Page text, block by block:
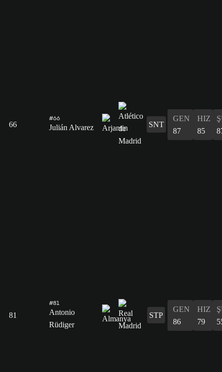
66
#66
Julián Alvarez SNT
GEN
87
HIZ
85
81
#81
Antonio
Rüdiger
STP
GEN
86
HIZ
79